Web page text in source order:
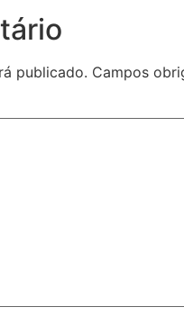
publicado. Campos